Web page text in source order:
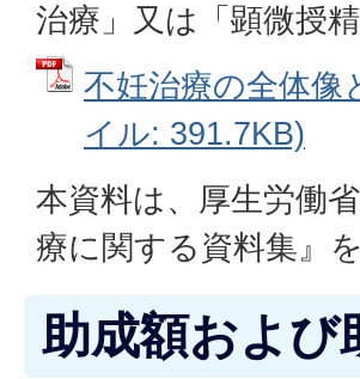
治療」又は「顕微授
不妊治療の全体像
イル: 391.7KB)
本資料は、厚生労働
療に関する資料集』
助成額および